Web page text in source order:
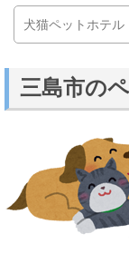
犬猫ペットホテル
三島市の